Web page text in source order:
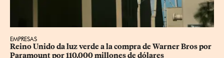
EMPRESAS
Reino Unido da luz verde a la compra de Warner Bros por
Paramount por 110,000 millones de dólares